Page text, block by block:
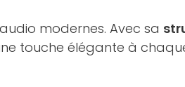
modernes. Avec sa
touche élégante à